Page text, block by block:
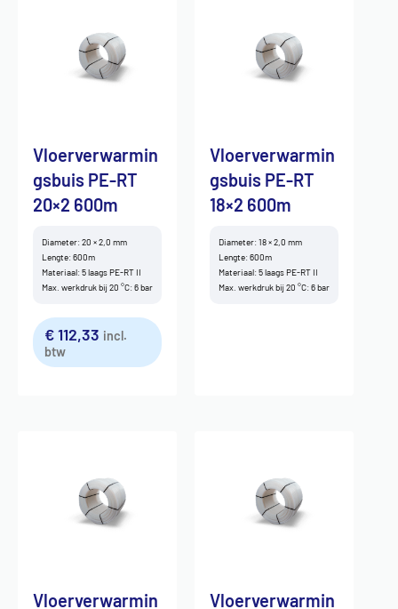
Vloerverwarmin
gsbuis PE-RT
20×2 600m
Diameter: 20 × 2,0 mm
Lengte: 600m
Materiaal: 5 laags PE-RT II
Max. werkdruk bij 20 °C: 6 bar
€112,33 incl.
btw
Vloerverwarmin
gsbuis PE-RT
18×2 600m
Diameter: 18 × 2,0 mm
Lengte: 600m
Materiaal: 5 laags PE-RT II
Max. werkdruk bij 20 °C: 6 bar
Vloerverwarmin Vloerverwarmin